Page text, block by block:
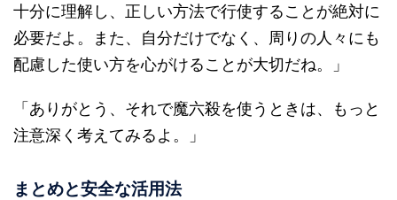
十分に理解し、正しい方法で行使することが絶対に
必要だよ。また、自分だけでなく、周りの人々にも
配慮した使い方を心がけることが大切だね。」
「ありがとう、それで魔六殺を使うときは、もっと
注意深く考えてみるよ。」
まとめと安全な活用法